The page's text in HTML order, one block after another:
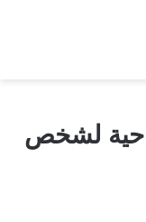
لشخص